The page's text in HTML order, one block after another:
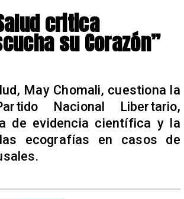
critica
su Corazón”
May Chomali, cuestiona la
Nacional Libertario,
de evidencia científica y la
ecografías en casos de